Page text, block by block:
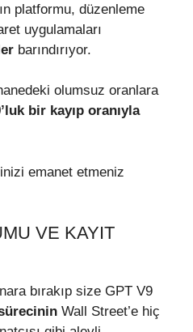
platformu, düzenleme
uygulamaları
barındırıyor.
olumsuz oranlara
bir kayıp oranıyla
emanet etmeniz
VE KAYIT
bırakıp size GPT V9
Wall Street’e hiç